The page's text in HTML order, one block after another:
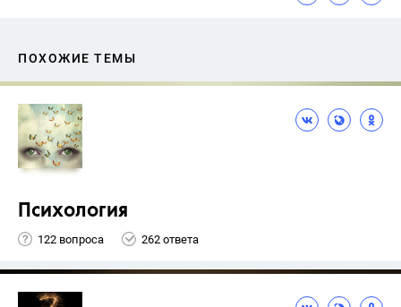
ПОХОЖИЕ ТЕМЫ
Психология
122 вопроса 262 ответа